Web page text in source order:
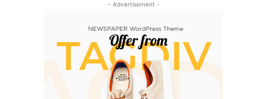
- Advertisement -